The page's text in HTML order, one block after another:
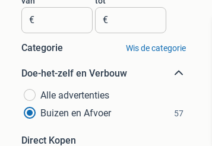
€ €
Categorie Wis de categorie
Doe-het-zelf en Verbouw
Alle advertenties
Buizen en Afvoer
57
Direct Kopen